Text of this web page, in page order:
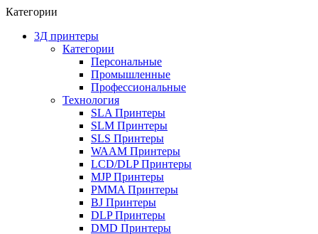
Категории
3Д принтеры
Категории
Персональные
Промышленные
Профессиональные
Технология
SLA Принтеры
SLM Принтеры
SLS Принтеры
WAAM Принтеры
LCD/DLP Принтеры
MJP Принтеры
PMMA Принтеры
BJ Принтеры
DLP Принтеры
DMD Принтеры